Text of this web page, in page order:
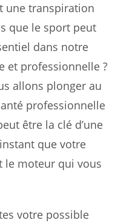
une transpiration
que le sport peut
dans notre
et professionnelle ?
allons plonger au
professionnelle
être la clé d’une
que votre
le moteur qui vous
votre possible